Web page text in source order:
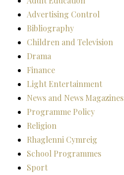
Advertising Control
Bibliography
Children and Television
Drama
Finance
Light Entertainment
News and News Magazines
Programme Policy
Religion
Rhaglenni Cymreig
School Programmes
Sport